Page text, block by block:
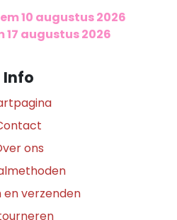
10 augustus 2026
17 augustus 2026
Info
ons
en verzenden